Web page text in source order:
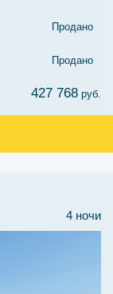
Продано
Продано
427 768 руб.
4 ночи